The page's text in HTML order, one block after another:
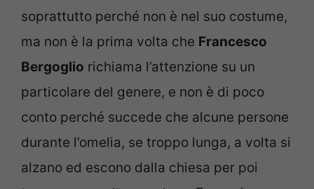
soprattutto perché non è nel suo costume,
ma non è la prima volta che Francesco
Bergoglio richiama l’attenzione su un
particolare del genere, e non è di poco
conto perché succede che alcune persone
durante l’omelia, se troppo lunga, a volta si
alzano ed escono dalla chiesa per poi